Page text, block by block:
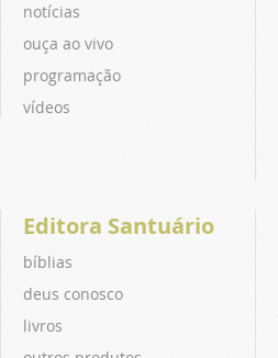
notícias
ouça ao vivo
programação
vídeos
Editora Santuário
bíblias
deus conosco
livros